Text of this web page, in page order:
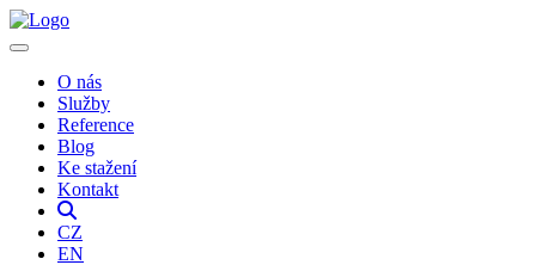
O nás
Služby
Reference
Blog
Ke stažení
Kontakt
CZ
EN